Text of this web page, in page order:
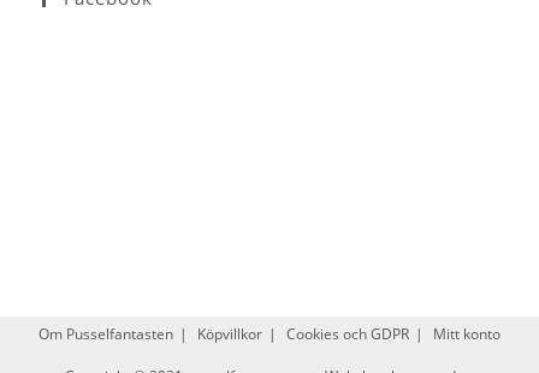
Om Pusselfantasten Köpvillkor Cookies och GDPR Mitt konto